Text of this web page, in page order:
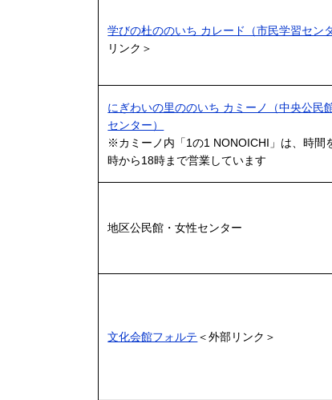
学びの杜ののいち カレード（市民学習センタ
リンク＞
にぎわいの里ののいち カミーノ（中央公民
センター）
※カミーノ内「1の1 NONOICHI」は、時間
時から18時まで営業しています
地区公民館・女性センター
文化会館フォルテ ＜外部リンク＞